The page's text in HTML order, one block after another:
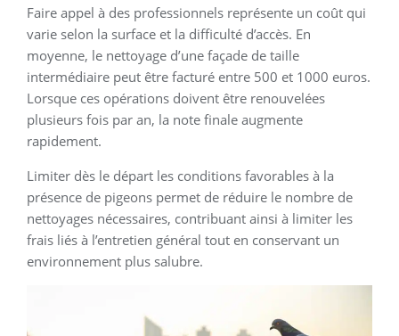
Faire appel à des professionnels représente un coût qui
varie selon la surface et la difficulté d’accès. En
moyenne, le nettoyage d’une façade de taille
intermédiaire peut être facturé entre 500 et 1000 euros.
Lorsque ces opérations doivent être renouvelées
plusieurs fois par an, la note finale augmente
rapidement.
Limiter dès le départ les conditions favorables à la
présence de pigeons permet de réduire le nombre de
nettoyages nécessaires, contribuant ainsi à limiter les
frais liés à l’entretien général tout en conservant un
environnement plus salubre.